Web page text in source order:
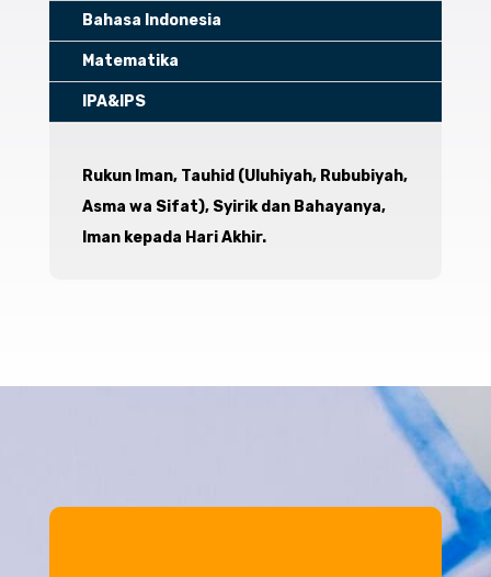
Bahasa Indonesia
Matematika
IPA&IPS
Rukun Iman, Tauhid (Uluhiyah, Rububiyah,
Asma wa Sifat), Syirik dan Bahayanya,
Iman kepada Hari Akhir.